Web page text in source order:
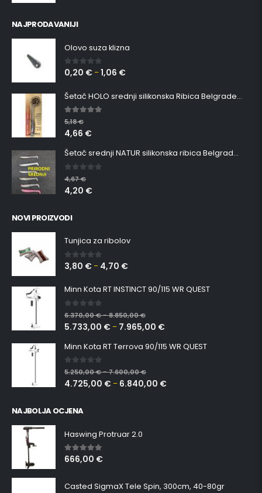
NAJPRODAVANIJI
Olovo suza klizna
0 out of 5
0,20 € –1,06 €
Šetač HOLO srednji silikonska Ribica Belgrade Walker
5.00out of 5
5,18€
4,66 €
Šetač srednji NATUR silikonska ribica Belgrade Walker
0 out of 5
4,67€
4,20 €
NOVI PROIZVODI
Tunjica za ribolov
0 out of 5
3,80 € – 4,70 €
Minn Kota RT INSTINCT 90/115 WR QUEST
0 out of 5
6.370,00€–8.850,00€
5.733,00 € – 7.965,00 €
Minn Kota RT Terrova 90/115 WR QUEST
0 out of 5
5.250,00€–7.600,00€
4.725,00 € – 6.840,00 €
NAJBOLJA OCJENA
Haswing Protruar 2.0
5.00 out of 5
666,00 €
Casted SigmaX Tele Spin, 300cm, 40-80gr